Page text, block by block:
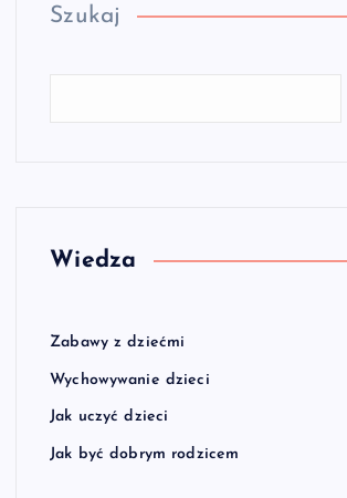
Szukaj
Wiedza
Zabawy z dziećmi
Wychowywanie dzieci
Jak uczyć dzieci
Jak być dobrym rodzicem